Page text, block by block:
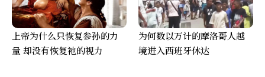
上帝为什么只恢复参孙的力
量 却没有恢复祂的视力
为何数以万计的摩洛哥人越
境进入西班牙休达